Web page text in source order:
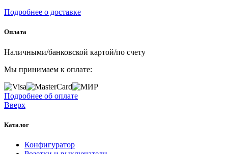
Подробнее о доставке
Оплата
Наличными/банковской картой/по счету
Мы принимаем к оплате:
Подробнее об оплате
Вверх
Каталог
Конфигуратор